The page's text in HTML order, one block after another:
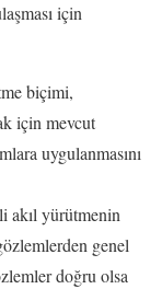
için
biçimi,
için mevcut
uygulanmasını
akıl yürütmenin
genel
doğru olsa